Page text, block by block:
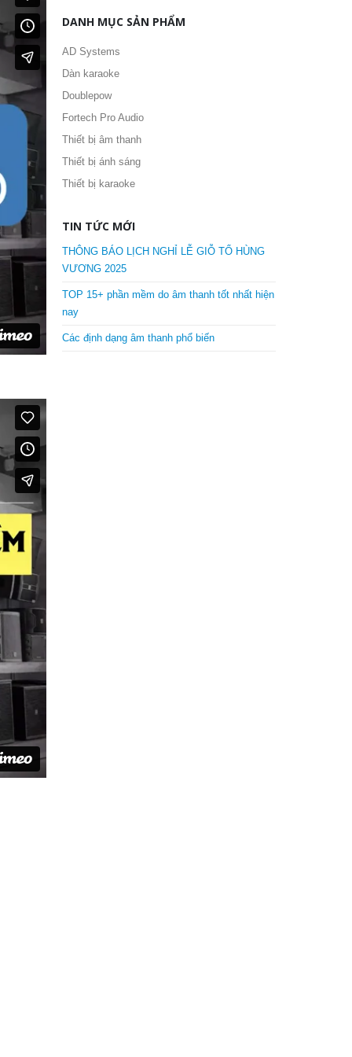
DANH MỤC SẢN PHẨM
AD Systems
Dàn karaoke
Doublepow
Fortech Pro Audio
Thiết bị âm thanh
Thiết bị ánh sáng
Thiết bị karaoke
TIN TỨC MỚI
THÔNG BÁO LỊCH NGHỈ LỄ GIỖ TỔ HÙNG
VƯƠNG 2025
TOP 15+ phần mềm do âm thanh tốt nhất hiện
nay
Các định dạng âm thanh phổ biến